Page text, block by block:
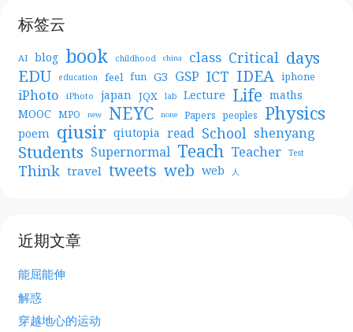
标签云
AI blog book childhood china class Critical days
EDU education feel fun G3 GSP ICT IDEA iphone
iPhoto iPhoto japan JQX lab Lecture Life maths
MOOC MPO new NEYC none Papers peoples Physics
poem qiusir qiutopia read School shenyang
Students Supernormal Teach Teacher Test
Think travel tweets web web 人
近期文章
能屈能伸
解惑
穿越地心的运动